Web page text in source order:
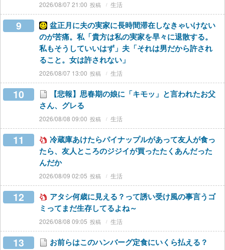
2026/08/07 21:00 生活
9
盆正月に夫の実家に長時間滞在しなきゃいけない
のが苦痛。私「貴方は私の実家を早々に退散する。
私もそうしていいはず」夫「それは男だから許され
ること。女は許されない」
2026/08/07 13:00 生活
10
【悲報】思春期の娘に「キモッ」と言われたお父
さん、グレる
2026/08/08 09:00 生活
11
冷蔵庫あけたらパイナップルがあって友人が食っ
たら、友人ところのジジイが買ったたくあんだった
んだか
2026/08/09 02:05 生活
12
アタシ何歳に見える？って誘い受け風の事言うゴ
ミってまだ生存してるよね～
2026/08/08 09:05 生活
13 お前らはこのハンバーグ定食にいくら払える？